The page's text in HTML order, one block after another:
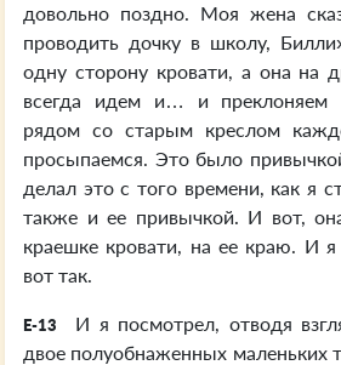
довольно поздно. Моя жена
проводить дочку в школу,
одну сторону кровати, а она на
всегда идем и… и преклоняем
рядом со старым креслом
просыпаемся. Это было
делал это с того времени, как я
также и ее привычкой. И вот,
краешке кровати, на ее краю. И я
вот так.
E-13
И я посмотрел, отводя
двое полуобнаженных маленьких